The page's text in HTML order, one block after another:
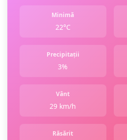
Minimă
22°C
Precipitații
3%
Vânt
29 km/h
Răsărit